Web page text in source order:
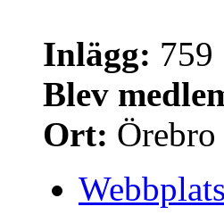
Inlägg: 759
Blev
Ort: Örebro
Webbplats